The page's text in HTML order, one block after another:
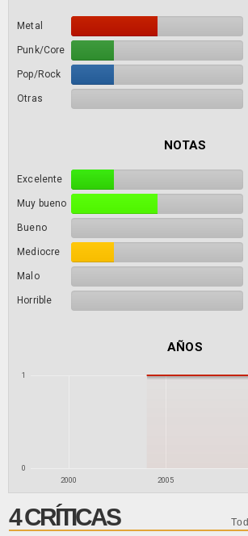
Metal
Punk/Core
Pop/Rock
Otras
NOTAS
Excelente
Muy bueno
Bueno
Mediocre
Malo
Horrible
AÑOS
2000 2005
0
1
4 CRÍTICAS